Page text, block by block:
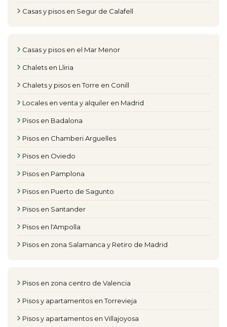
Casas y pisos en Segur de Calafell
Casas y pisos en el Mar Menor
Chalets en Lliria
Chalets y pisos en Torre en Conill
Locales en venta y alquiler en Madrid
Pisos en Badalona
Pisos en Chamberi Arguelles
Pisos en Oviedo
Pisos en Pamplona
Pisos en Puerto de Sagunto
Pisos en Santander
Pisos en l'Ampolla
Pisos en zona Salamanca y Retiro de Madrid
Pisos en zona centro de Valencia
Pisos y apartamentos en Torrevieja
Pisos y apartamentos en Villajoyosa